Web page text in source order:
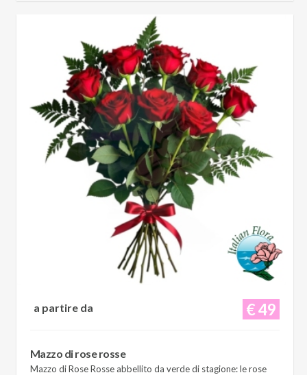
€ 49
a partire da
Mazzo di rose rosse
Mazzo di Rose Rosse abbellito da verde di stagione: le rose